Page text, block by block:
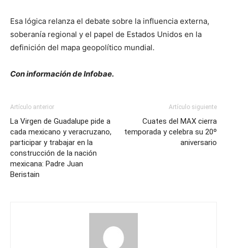
Esa lógica relanza el debate sobre la influencia externa,
soberanía regional y el papel de Estados Unidos en la
definición del mapa geopolítico mundial.
Con información de Infobae.
Artículo anterior
La Virgen de Guadalupe pide a
cada mexicano y veracruzano,
participar y trabajar en la
construcción de la nación
mexicana: Padre Juan
Beristain
Artículo siguiente
Cuates del MAX cierra
temporada y celebra su 20º
aniversario